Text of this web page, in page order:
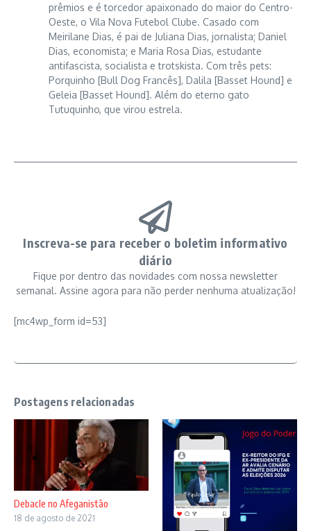
prêmios e é torcedor apaixonado do maior do Centro-
Oeste, o Vila Nova Futebol Clube. Casado com
Meirilane Dias, é pai de Juliana Dias, jornalista; Daniel
Dias, economista; e Maria Rosa Dias, estudante
antifascista, socialista e trotskista. Com três pets:
Porquinho [Bull Dog Francês], Dalila [Basset Hound] e
Geleia [Basset Hound]. Além do eterno gato
Tutuquinho, que virou estrela.
Inscreva-se para receber o boletim informativo
diário
Fique por dentro das novidades com nossa newsletter
semanal. Assine agora para não perder nenhuma atualização!
[mc4wp_form id=53]
Postagens relacionadas
Debacle no Afeganistão
18 de agosto de 2021